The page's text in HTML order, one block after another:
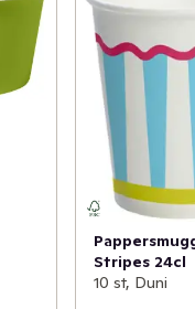
Stripes 24cl
10 st, Duni